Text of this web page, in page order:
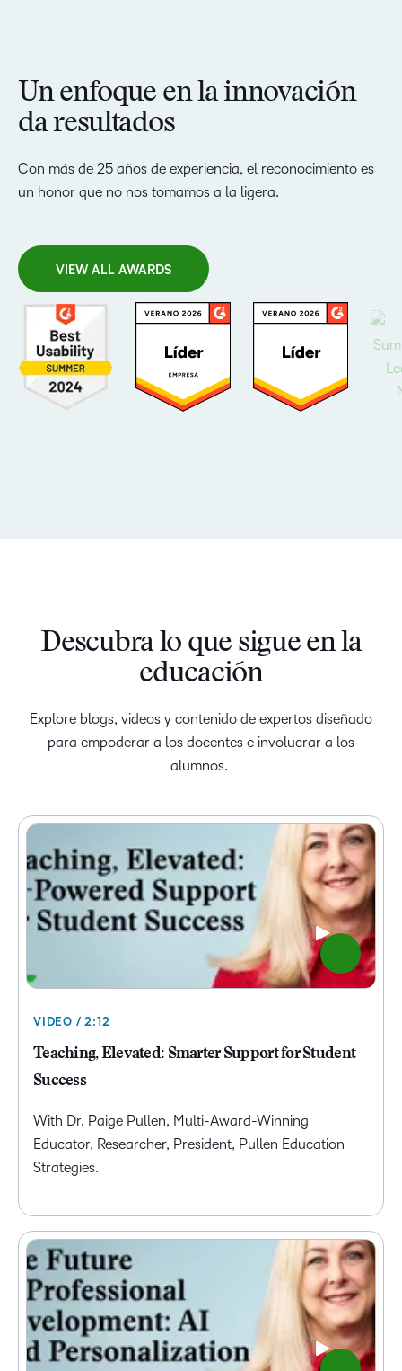
Un enfoque en la innovación
da resultados
Con más de 25 años de experiencia, el reconocimiento es
un honor que no nos tomamos a la ligera.
VIEW ALL AWARDS
Descubra lo que sigue en la
educación
Explore blogs, videos y contenido de expertos diseñado
para empoderar a los docentes e involucrar a los
alumnos.
VIDEO / 2:12
Teaching, Elevated: Smarter Support for Student
Success
With Dr. Paige Pullen, Multi-Award-Winning
Educator, Researcher, President, Pullen Education
Strategies.